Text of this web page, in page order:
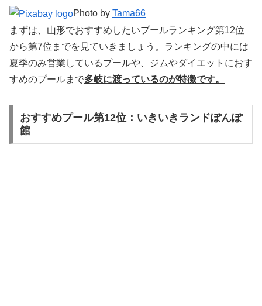
Photo by Tama66
まずは、山形でおすすめしたいプールランキング第12位
から第7位までを見ていきましょう。ランキングの中には
夏季のみ営業しているプールや、ジムやダイエットにおす
すめのプールまで多岐に渡っているのが特徴です。
おすすめプール第12位：いきいきランドぽんぽ
館